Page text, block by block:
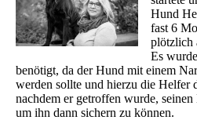
Hund
fast 6
plötzlich
Es
benötigt, da der Hund mit einem
werden sollte und hierzu die Helfer
nachdem er getroffen wurde,
um ihn dann sichern zu können.